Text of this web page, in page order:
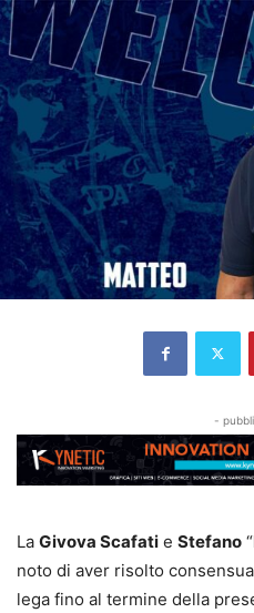
-
La Givova Scafati e Stefano “
noto di aver risolto
lega fino al termine della